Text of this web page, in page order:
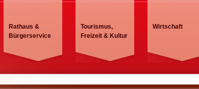
Rathaus &
Bürgerservice
Tourismus,
Freizeit & Kultur
Wirtschaft